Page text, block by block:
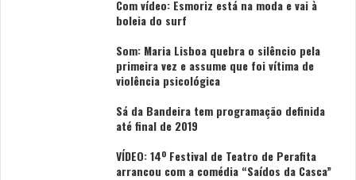
Com vídeo: Esmoriz está na moda e vai à
boleia do surf
Som: Maria Lisboa quebra o silêncio pela
primeira vez e assume que foi vítima de
violência psicológica
Sá da Bandeira tem programação definida
até final de 2019
VÍDEO: 14º Festival de Teatro de Perafita
arrancou com a comédia “Saídos da Casca”